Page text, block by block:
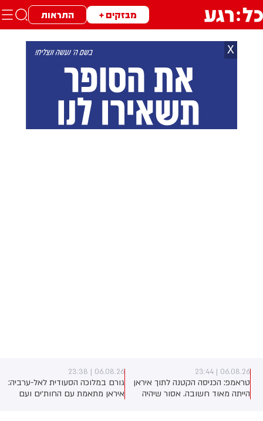
מבזקים + התראות
X
06.08.26 | 23:44
טראמפ: הכניסה הקטנה לתוך איראן
הייתה מאוד חשובה. אסור שיהיה
06.08.26 | 23:38
גורם במלוכה הסעודית לאל-ערביה:
איראן מתאמת עם החות׳ים ועם